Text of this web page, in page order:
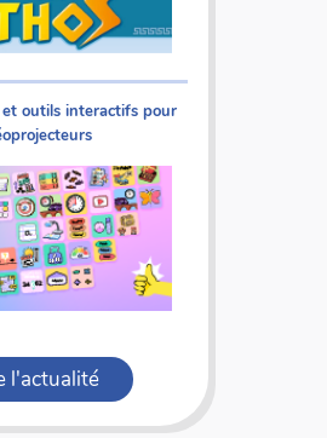
outils interactifs pour
l'actualité